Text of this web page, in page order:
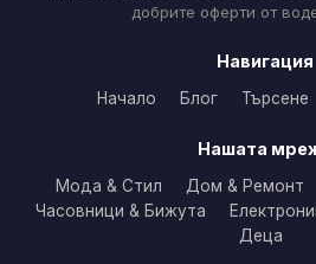
добрите оферти от
Навигация
Начало Блог Търсене
Нашата
Мода & Стил Дом & Ремонт
Часовници & Бижута
Деца